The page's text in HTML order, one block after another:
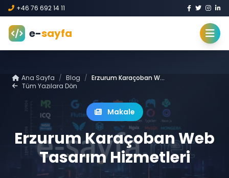
+46 76 692 14 11
e-sayfa
Ana Sayfa / Blog /
Erzurum Karaçoban Web Tasarım Hizmetleri
Tüm Yazılara Dön
Makale
Erzurum Karaçoban Web
Tasarım Hizmetleri